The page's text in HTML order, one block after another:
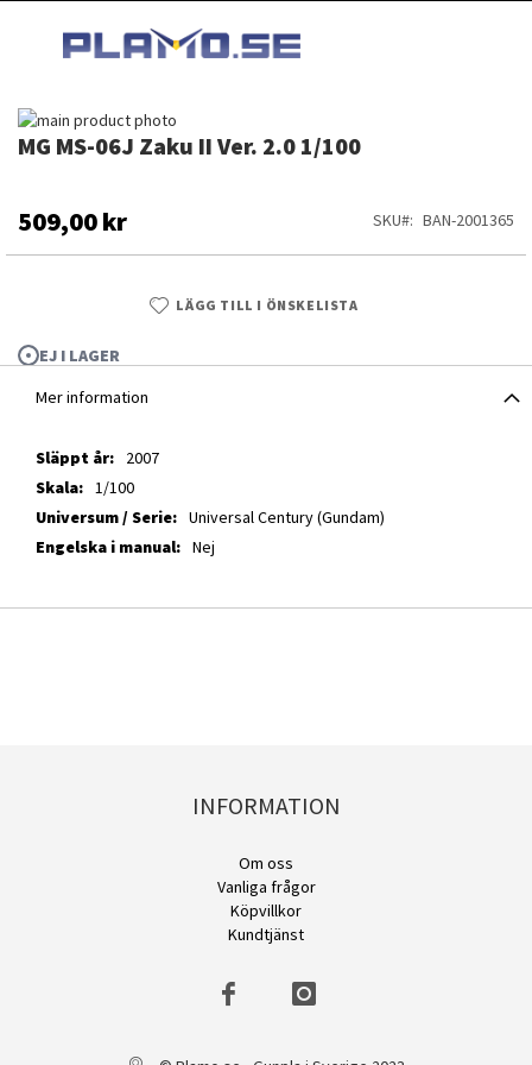
INNEHÅLLET
MG MS-06J Zaku II Ver. 2.0 1/100
509,00 kr SKU BAN-2001365
LÄGG TILL I ÖNSKELISTA
EJ I LAGER
Hoppa
till
bildgalleriet
MG MS-06J Zaku II Ver. 2.0 1/100
Hoppa
av
bildgalleriet
Mer information
Mer
information
2007
1/100
Universal Century (Gundam)
Nej
INFORMATION
Om oss
Vanliga frågor
Köpvillkor
Kundtjänst